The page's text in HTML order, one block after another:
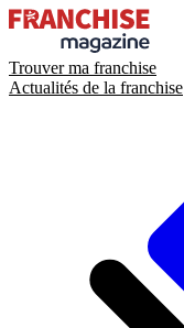
Trouver ma franchise
Actualités de la franchise